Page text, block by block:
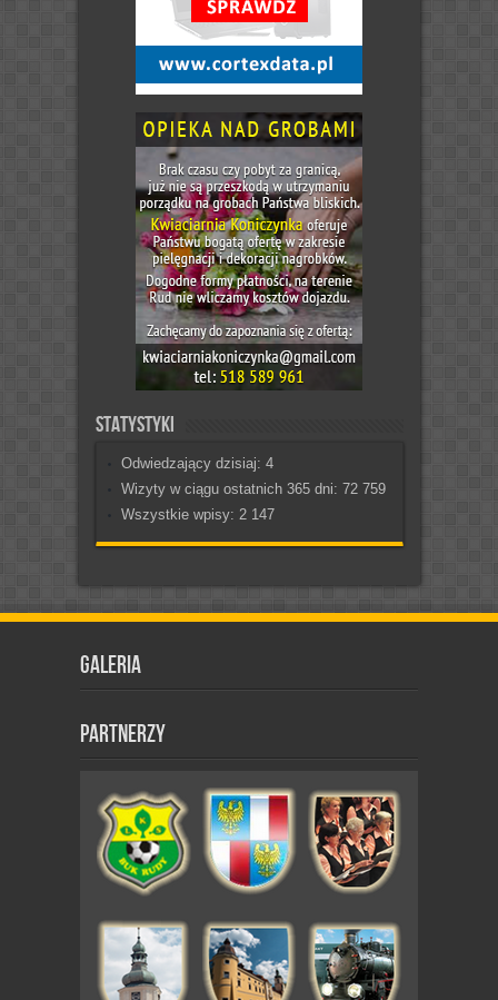
Statystyki
Odwiedzający dzisiaj: 4
Wizyty w ciągu ostatnich 365 dni: 72 759
Wszystkie wpisy: 2 147
Galeria
Partnerzy